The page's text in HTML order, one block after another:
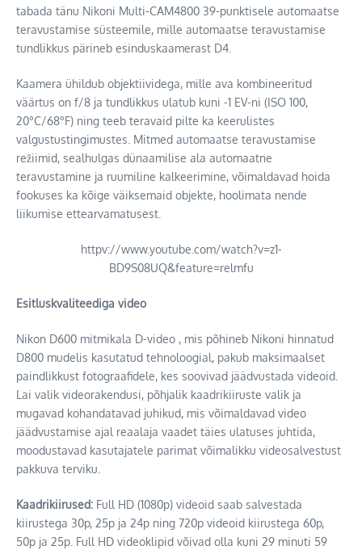
tabada tänu Nikoni Multi-CAM4800 39-punktisele automaatse
teravustamise süsteemile, mille automaatse teravustamise
tundlikkus pärineb esinduskaamerast D4.
Kaamera ühildub objektiividega, mille ava kombineeritud
väärtus on f/8 ja tundlikkus ulatub kuni -1 EV-ni (ISO 100,
20°C/68°F) ning teeb teravaid pilte ka keerulistes
valgustustingimustes. Mitmed automaatse teravustamise
režiimid, sealhulgas dünaamilise ala automaatne
teravustamine ja ruumiline kalkeerimine, võimaldavad hoida
fookuses ka kõige väiksemaid objekte, hoolimata nende
liikumise ettearvamatusest.
httpv://www.youtube.com/watch?v=z1-
BD9S08UQ&feature=relmfu
Esitluskvaliteediga video
Nikon D600 mitmikala D-video , mis põhineb Nikoni hinnatud
D800 mudelis kasutatud tehnoloogial, pakub maksimaalset
paindlikkust fotograafidele, kes soovivad jäädvustada videoid.
Lai valik videorakendusi, põhjalik kaadrikiiruste valik ja
mugavad kohandatavad juhikud, mis võimaldavad video
jäädvustamise ajal reaalaja vaadet täies ulatuses juhtida,
moodustavad kasutajatele parimat võimalikku videosalvestust
pakkuva terviku.
Kaadrikiirused: Full HD (1080p) videoid saab salvestada
kiirustega 30p, 25p ja 24p ning 720p videoid kiirustega 60p,
50p ja 25p. Full HD videoklipid võivad olla kuni 29 minuti 59